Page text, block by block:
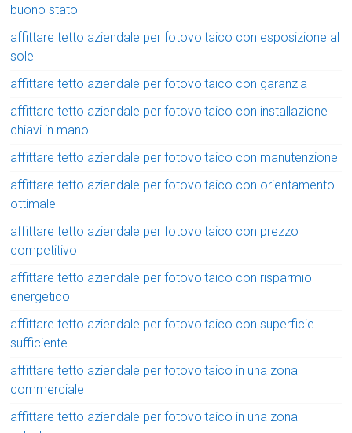
buono stato
affittare tetto aziendale per fotovoltaico con esposizione al
sole
affittare tetto aziendale per fotovoltaico con garanzia
affittare tetto aziendale per fotovoltaico con installazione
chiavi in mano
affittare tetto aziendale per fotovoltaico con manutenzione
affittare tetto aziendale per fotovoltaico con orientamento
ottimale
affittare tetto aziendale per fotovoltaico con prezzo
competitivo
affittare tetto aziendale per fotovoltaico con risparmio
energetico
affittare tetto aziendale per fotovoltaico con superficie
sufficiente
affittare tetto aziendale per fotovoltaico in una zona
commerciale
affittare tetto aziendale per fotovoltaico in una zona